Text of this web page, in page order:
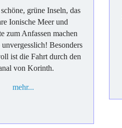
grüne Inseln, das
Ionische Meer und
zum Anfassen machen
unvergesslich! Besonders
ist die Fahrt durch den
von Korinth.
mehr...